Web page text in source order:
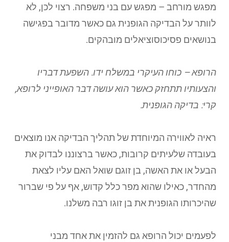
מפגש מורחב – מפגש עם בני משפחה. רצוי לכן, לא
לוותר על הבדיקה הגופנית גם כאשר מדובר בפגישה
בנושאים פסיכוסוציאלים מובהקים.
הרופא – כוחו העיקרי במשלח ידו. השפעת דבריו
והצעותיו תתחזק כאשר הוא עושה דבר האופייני לרופא,
קרי: בדיקה הגופנית.
ראיה לאווירה המיוחדת של תהליך הבדיקה אנו מוצאים
בעובדה שלעיתים קרובות, כאשר ברצוננו לבדוק את
הבעל או את האשה, בן זוגם שואל האם עליו לצאת
מהחדר, כאילו שהוא מפר כלל קדוש, אף על פי שברור
שהיכרותו הגופנית את בן זוגו רבה משלנו.
לפעמים יכול הרופא גם להזמין את אחד מבני